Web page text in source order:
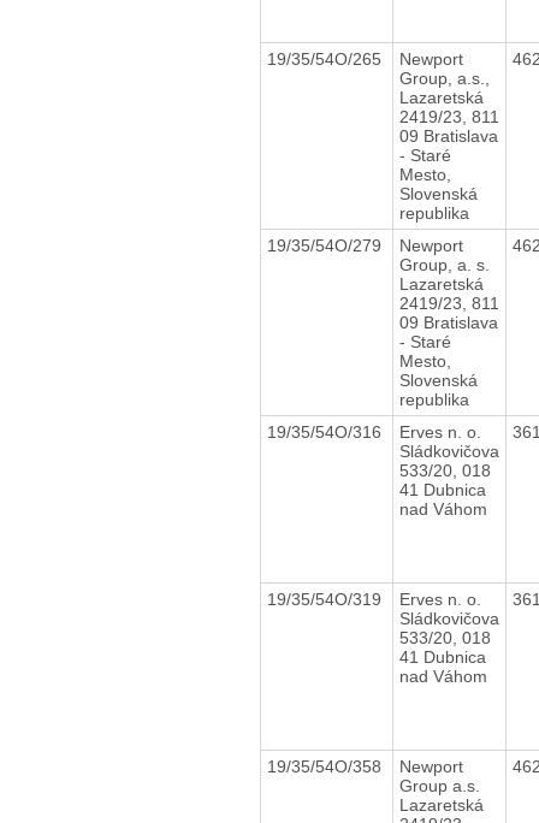
19/35/54O/265
Newport
Group, a.s.,
Lazaretská
2419/23, 811
09 Bratislava
- Staré
Mesto,
Slovenská
republika
19/35/54O/279
Newport
Group, a. s.
Lazaretská
2419/23, 811
09 Bratislava
- Staré
Mesto,
Slovenská
republika
19/35/54O/316
Erves n. o.
Sládkovičova
533/20, 018
41 Dubnica
nad Váhom
19/35/54O/319
Erves n. o.
Sládkovičova
533/20, 018
41 Dubnica
nad Váhom
19/35/54O/358
Newport
Group a.s.
Lazaretská